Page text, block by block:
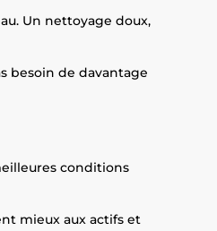
Un nettoyage doux,
besoin de davantage
conditions
mieux aux actifs et